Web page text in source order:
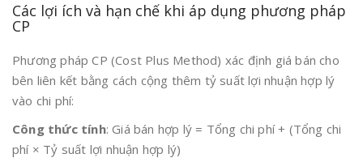
Các lợi ích và hạn chế khi áp dụng phương pháp
CP
Phương pháp CP (Cost Plus Method) xác định giá bán cho
bên liên kết bằng cách cộng thêm tỷ suất lợi nhuận hợp lý
vào chi phí:
Công thức tính: Giá bán hợp lý = Tổng chi phí + (Tổng chi
phí × Tỷ suất lợi nhuận hợp lý)